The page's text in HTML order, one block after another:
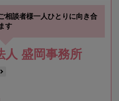
相談者様一人ひとりに向き合
す
人 盛岡事務所